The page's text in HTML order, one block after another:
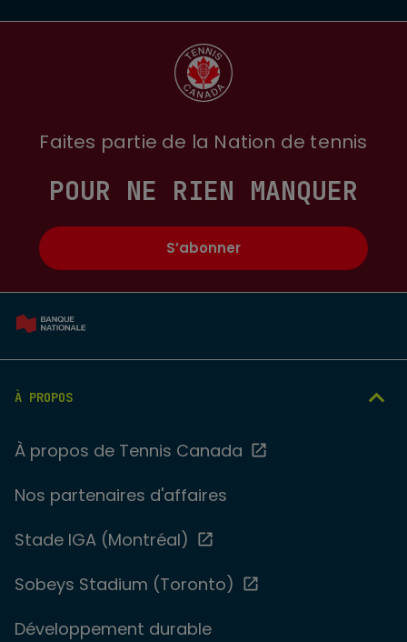
À PROPOS
À propos de Tennis Canada
Nos partenaires d'affaires
Stade IGA (Montréal)
Sobeys Stadium (Toronto)
Développement durable
Faites partie de la Nation de tennis
POUR NE RIEN MANQUER
S’abonner